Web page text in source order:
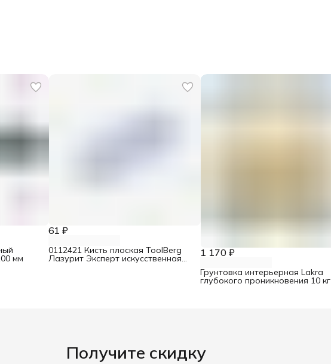
мм
61 ₽
0112421 Кисть плоская ToolBerg
Лазурит Эксперт искусственная
1 170 ₽
Грунтовка интерьерная Lakra
глубокого проникновения 10 кг
Получите скидку